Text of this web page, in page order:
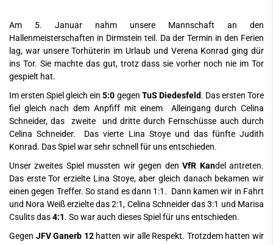
Am 5. Januar nahm unsere Mannschaft an den
Hallenmeisterschaften in Dirmstein teil. Da der Termin in den Ferien
lag, war unsere Torhüterin im Urlaub und Verena Konrad ging dür
ins Tor. Sie machte das gut, trotz dass sie vorher noch nie im Tor
gespielt hat.
Im ersten Spiel gleich ein5:0 gegen TuS Diedesfeld. Das ersten Tore
fiel gleich nach dem Anpfiff mit einem Alleingang durch Celina
Schneider, das zweite und dritte durch Fernschüsse auch durch
Celina Schneider. Das vierte Lina Stoye und das fünfte Judith
Konrad. Das Spiel war sehr schnell für uns entschieden.
Unser zweites Spiel mussten wir gegen denVfR Kandel antreten.
Das erste Tor erzielte Lina Stoye, aber gleich danach bekamen wir
einen gegen Treffer. So stand es dann 1:1. Dann kamen wir in Fahrt
und Nora Weiß erzielte das 2:1, Celina Schneider das 3:1 und Marisa
Csulits das4:1. So war auch dieses Spiel für uns entschieden.
Gegen JFV Ganerb 12 hatten wir alle Respekt. Trotzdem hatten wir